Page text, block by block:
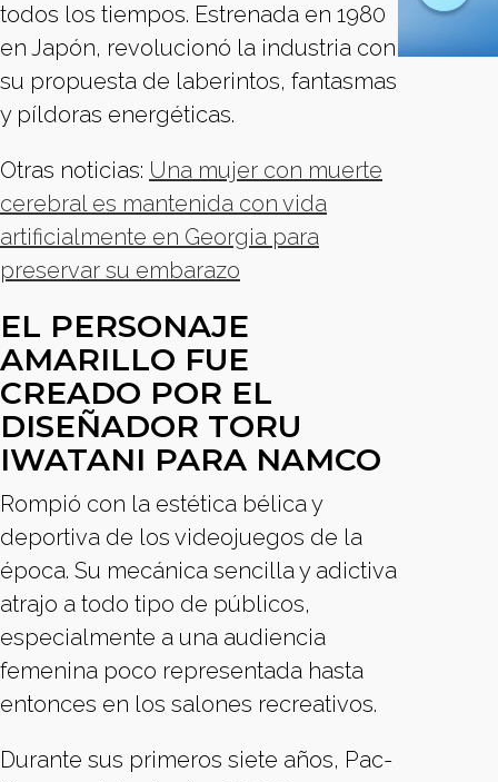
todos los tiempos. Estrenada en 1980
en Japón, revolucionó la industria con
su propuesta de laberintos, fantasmas
y píldoras energéticas.
Otras noticias: Una mujer con muerte
cerebral es mantenida con vida
artificialmente en Georgia para
preservar su embarazo
EL PERSONAJE
AMARILLO FUE
CREADO POR EL
DISEÑADOR TORU
IWATANI PARA NAMCO
Rompió con la estética bélica y
deportiva de los videojuegos de la
época. Su mecánica sencilla y adictiva
atrajo a todo tipo de públicos,
especialmente a una audiencia
femenina poco representada hasta
entonces en los salones recreativos.
Durante sus primeros siete años, Pac-